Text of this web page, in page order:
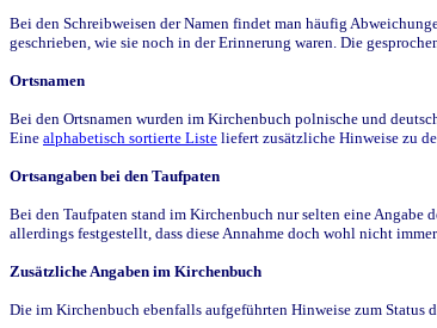
Bei den Schreibweisen der Namen findet man häufig
geschrieben, wie sie noch in der Erinnerung waren. Die
Ortsnamen
Bei den Ortsnamen wurden im Kirchenbuch polnische und
Eine alphabetisch sortierte Liste liefert zusätzliche Hinweise zu
Ortsangaben bei den Taufpaten
Bei den Taufpaten stand im Kirchenbuch nur selten eine Angabe
allerdings festgestellt, dass diese Annahme doch wohl nicht
Zusätzliche Angaben im Kirchenbuch
Die im Kirchenbuch ebenfalls aufgeführten Hinweise zum Status